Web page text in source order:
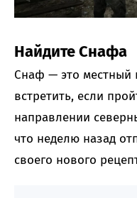
Найдите Снафа
Снаф — это местный
встретить, если
направлении
что неделю назад
своего нового